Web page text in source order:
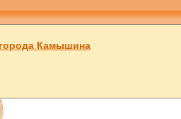
Камышина